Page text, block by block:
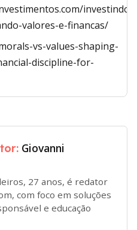
investindo-
valores-e-financas/
vs-values-shaping-
discipline-for-
Giovanni
27 anos, é redator
com foco em soluções
e educação